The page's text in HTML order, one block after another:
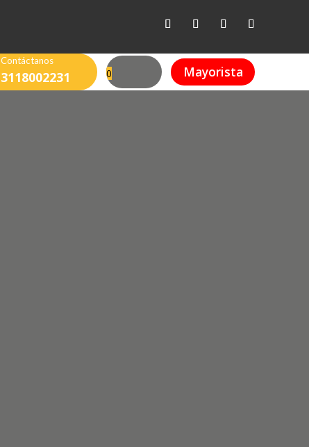
Contáctanos
3118002231 0 Mayorista